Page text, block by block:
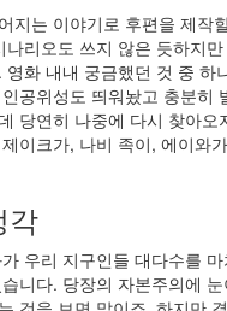
지는 이야기로 후편을 제작
나리오도 쓰지 않은 듯하지
화 내내 궁금했던 것 중 하
공위성도 띄워놨고 충분히
당연히 나중에 다시 찾아오
이크가, 나비 족이, 에이와
각
우리 지구인들 대다수를
니다. 당장의 자본주의에